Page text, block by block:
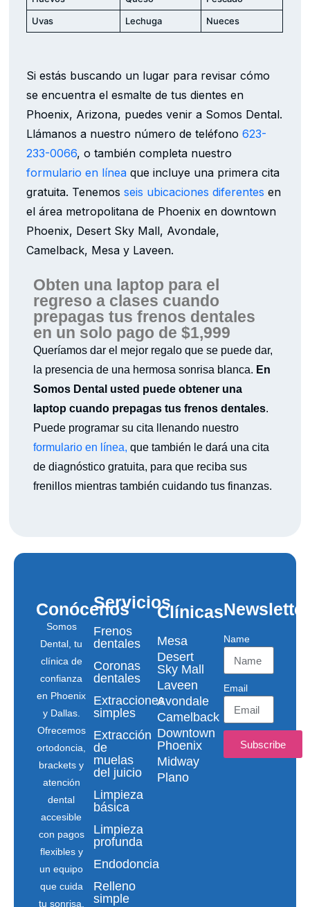
Uvas
Lechuga Nueces
Si estás buscando un lugar para revisar cómo
se encuentra el esmalte de tus dientes en
Phoenix, Arizona, puedes venir a Somos Dental.
Llámanos a nuestro número de teléfono623-
233-0066, o también completa nuestro
formulario en línea que incluye una primera cita
gratuita. Tenemosseis ubicaciones diferentes en
el área metropolitana de Phoenix en downtown
Phoenix, Desert Sky Mall, Avondale,
Camelback, Mesa y Laveen.
Obten una laptop para el
regreso a clases cuando
prepagas tus frenos dentales
en un solo pago de $1,999
Queríamos dar el mejor regalo que se puede dar,
la presencia de una hermosa sonrisa blanca. En
Somos Dental usted puede obtener una
laptop cuando prepagas tus frenos dentales.
Puede programar su cita llenando nuestro
formulario en línea, que también le dará una cita
de diagnóstico gratuita, para que reciba sus
frenillos mientras también cuidando tus finanzas.
Conócenos
Somos
Dental, tu
clínica de
confianza
en Phoenix
y Dallas.
Ofrecemos
ortodoncia,
brackets y
atención
dental
accesible
con pagos
flexibles y
un equipo
que cuida
tu sonrisa.
Servicios
Frenos
dentales
Coronas
dentales
Extracciones
simples
Extracción
de
muelas
del juicio
Limpieza
básica
Limpieza
profunda
Endodoncia
Relleno
simple
Clínicas
Mesa
Desert
Sky Mall
Laveen
Avondale
Camelback
Downtown
Phoenix
Midway
Plano
Newsletter
Name
Email
Subscribe